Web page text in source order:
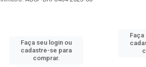
Faça seu login ou
cadastre-se para
comprar.
Faça